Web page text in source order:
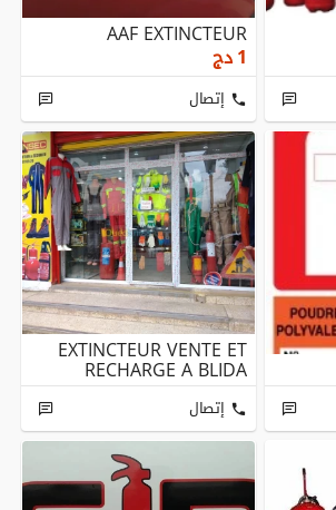
AAF EXTINCTEUR
1دج
إتصال
EXTINCTEUR VENTE ET
RECHARGE A BLIDA
إتصال